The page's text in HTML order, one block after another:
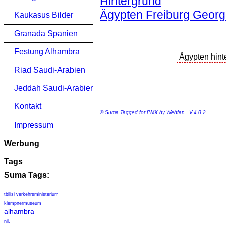
Kaukasus Bilder
Granada Spanien
Festung Alhambra
Riad Saudi-Arabien
Jeddah Saudi-Arabien
Kontakt
Impressum
Werbung
Tags
Suma Tags:
tbilisi verkehrsministerium
klempnermuseum
alhambra
nil,
Ägypten Freiburg
© Suma Tagged for PMX by Webfan | V.4.0.2